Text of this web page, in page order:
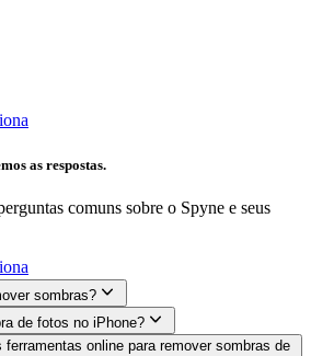
as respostas.
comuns sobre o Spyne e seus
sombras?
de fotos no iPhone?
online para remover sombras de